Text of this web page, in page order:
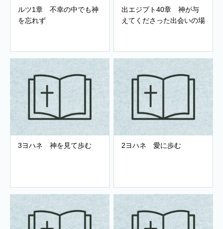
ルツ1章 不幸の中でも神
を忘れず
出エジプト40章 神が与
えてくださった出会いの場
3ヨハネ 神を見て歩む 2ヨハネ 愛に歩む